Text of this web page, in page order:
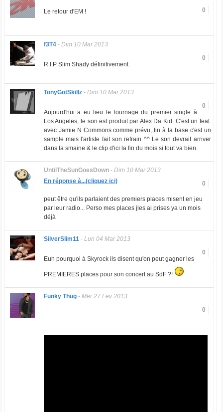
0
Le retour d'EM !
f3T4- Dim 10 Mar 2013
0
R.I.P Slim Shady définitivement.
TonyGotSkillz- Dim 10 Mar 2013
0
Aujourd'hui a eu lieu le tournage du premier single à
Los Angeles, le son est produit par Alex Da Kid. C'est un feat.
avec Jamie N Commons comme prévu, fin à la base c'est un
sample mais l'artiste fait son refrain ^^ Le son devrait arriver
dans la smaine & le clip d'ici la fin du mois si tout va bien.
UntilTheSunGoesDown- Dim 10 Mar 2013
0
En réponse à...(cliquez ici)
peut être qu'ils parlaient des premiers places misent en jeu
par leur radio... Perso mes places jles ai prises ya un mois
déjà
SilverSlim11- Lun 04 Mar 2013
0
Euh pourquoi à Skyrock ils disent qu'on peut gagner les
PREMIERES places pour son concert au SdF ?!
Funky Thug- Mer 27 Fev 2013
0